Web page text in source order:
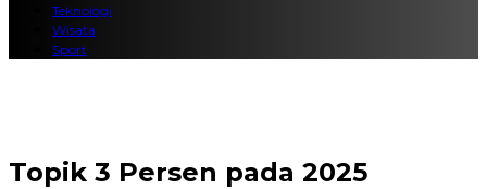
Teknologi
Wisata
Sport
Topik 3 Persen pada 2025